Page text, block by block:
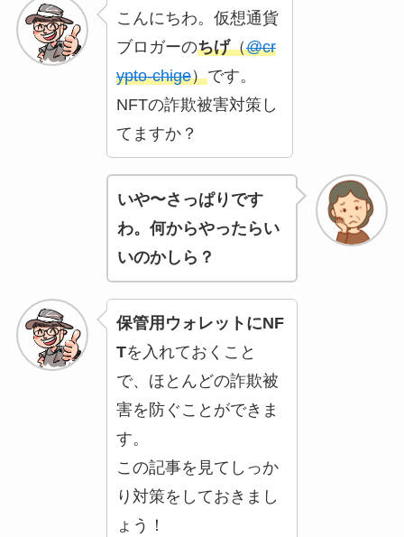
こんにちわ。仮想通貨
ブロガーのちげ（@cr
ypto-chige）です。
NFTの詐欺被害対策し
てますか？
いや〜さっぱりです
わ。何からやったらい
いのかしら？
保管用ウォレットにNF
Tを入れておくこと
で、ほとんどの詐欺被
害を防ぐことができま
す。
この記事を見てしっか
り対策をしておきまし
ょう！